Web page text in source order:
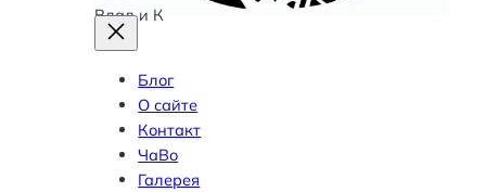
Влад и К
Блог
О сайте
Контакт
ЧаВо
Галерея